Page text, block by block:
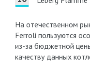
На отечественном
Ferroli пользуются
из-за бюджетной
качеству данных